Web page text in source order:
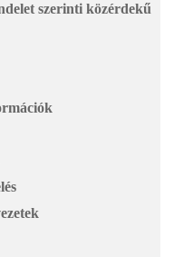
szerinti közérdekű